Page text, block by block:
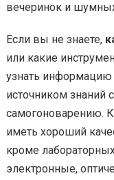
вечеринок и
Если вы не знаете,
или какие
узнать
источником знаний
самогоноварению.
иметь хороший
кроме
электронные,